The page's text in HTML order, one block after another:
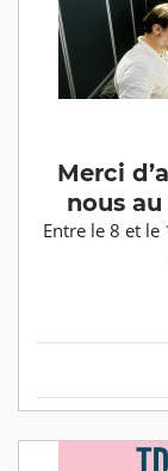
Merci
nous
Entre le 8 et